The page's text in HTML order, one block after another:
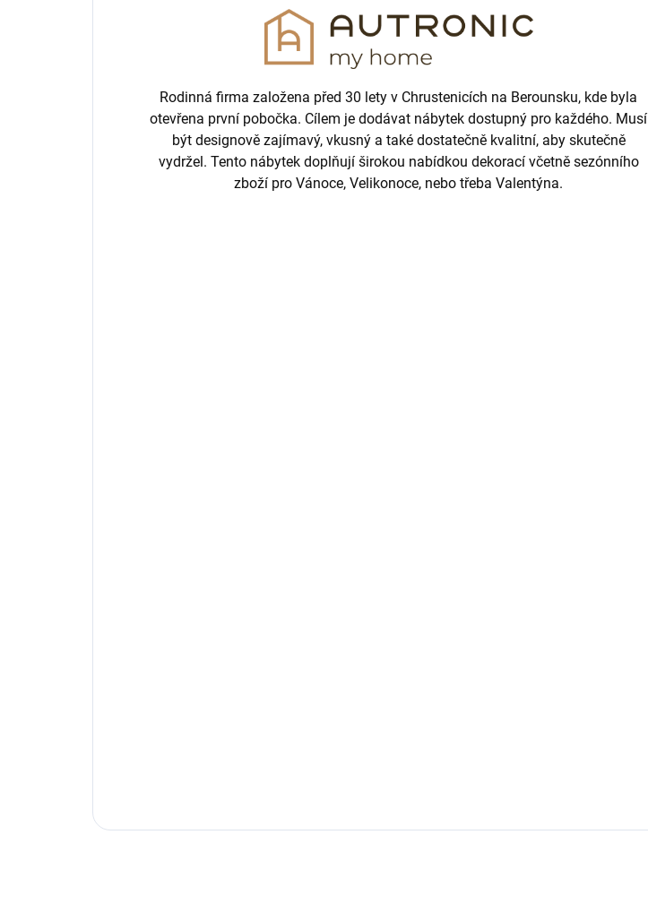
Rodinná firma založena před 30 lety v Chrustenicích na Berounsku, kde byla
otevřena první pobočka. Cílem je dodávat nábytek dostupný pro každého. Musí
být designově zajímavý, vkusný a také dostatečně kvalitní, aby skutečně
vydržel. Tento nábytek doplňují širokou nabídkou dekorací včetně sezónního
zboží pro Vánoce, Velikonoce, nebo třeba Valentýna.